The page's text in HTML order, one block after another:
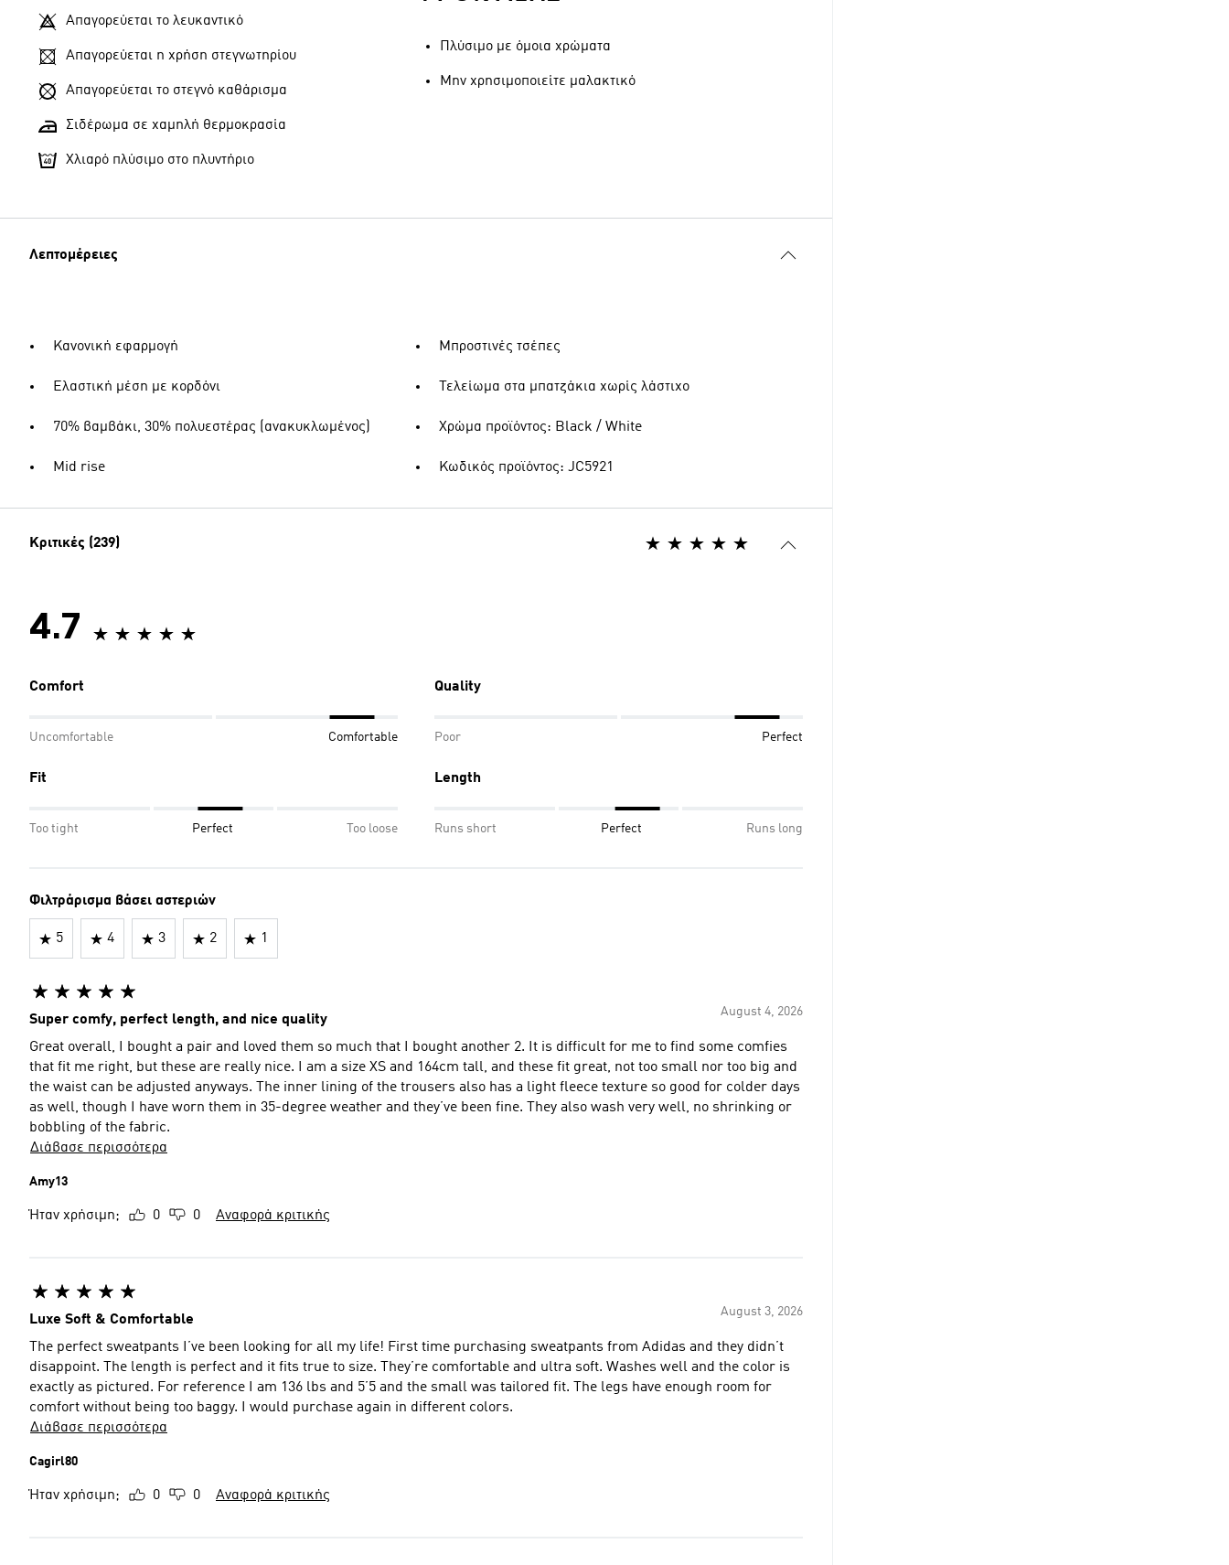
Απαγορεύεται το λευκαντικό
Απαγορεύεται η χρήση στεγνωτηρίου
Απαγορεύεται το στεγνό καθάρισμα
Σιδέρωμα σε χαμηλή θερμοκρασία
Χλιαρό πλύσιμο στο πλυντήριο
Πλύσιμο με όμοια χρώματα
Μην χρησιμοποιείτε μαλακτικό
Λεπτομέρειες
Κανονική εφαρμογή
Ελαστική μέση με κορδόνι
70% βαμβάκι, 30% πολυεστέρας (ανακυκλωμένος)
Mid rise
Μπροστινές τσέπες
Τελείωμα στα μπατζάκια χωρίς λάστιχο
Χρώμα προϊόντος: Black / White
Κωδικός προϊόντος: JC5921
Κριτικές (239)
4.7
Comfort
Uncomfortable Comfortable
Quality
Poor Perfect
Fit
Too tight Perfect Too loose
Length
Runs short Perfect Runs long
Φιλτράρισμα βάσει αστεριών
5 4 3 2 1
August 4, 2026
Super comfy, perfect length, and nice quality
Great overall, I bought a pair and loved them so much that I bought another 2. It is difficult for me to find some comfies
that fit me right, but these are really nice. I am a size XS and 164cm tall, and these fit great, not too small nor too big and
the waist can be adjusted anyways. The inner lining of the trousers also has a light fleece texture so good for colder days
as well, though I have worn them in 35-degree weather and they’ve been fine. They also wash very well, no shrinking or
bobbling of the fabric.
Διάβασε περισσότερα
Amy13
Ήταν χρήσιμη; 0 0 Αναφορά κριτικής
August 3, 2026
Luxe Soft & Comfortable
The perfect sweatpants I’ve been looking for all my life! First time purchasing sweatpants from Adidas and they didn’t
disappoint. The length is perfect and it fits true to size. They’re comfortable and ultra soft. Washes well and the color is
exactly as pictured. For reference I am 136 lbs and 5’5 and the small was tailored fit. The legs have enough room for
comfort without being too baggy. I would purchase again in different colors.
Διάβασε περισσότερα
Cagirl80
Ήταν χρήσιμη; 0 0 Αναφορά κριτικής